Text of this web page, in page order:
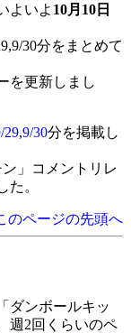
よいよ 10月10日
30分をまとめて
を更新しまし
29,9/30分を掲載し
」コメントリレ
た。
のページの先頭へ
ダンボールキッ
週2回くらいのペ